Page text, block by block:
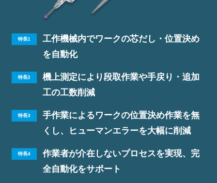
特長1
工作機械内でワークの芯だし・位置決め
を自動化
特長2
機上測定により段取作業や手戻り・追加
工の工数削減
特長3
手作業によるワークの位置決め作業を無
くし、
ヒューマンエラーを大幅に削減
特長4
作業者が介在しないプロセスを実現、完
全自動化をサポート